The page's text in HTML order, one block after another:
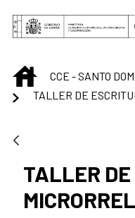
Saltar al contenido
INICIOCCE - SANTO
TALLER DE
TALLER